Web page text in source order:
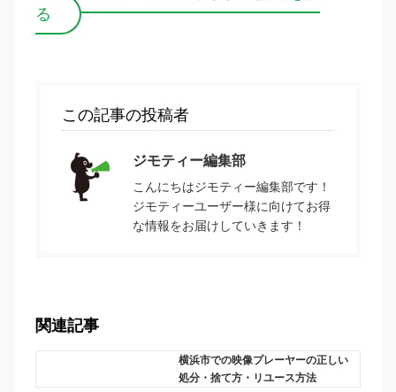
る
この記事の投稿者
ジモティー編集部
こんにちはジモティー編集部です！
ジモティーユーザー様に向けてお得
な情報をお届けしていきます！
関連記事
横浜市での映像プレーヤーの正しい
処分・捨て方・リユース方法